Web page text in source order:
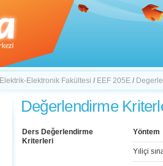
Elektrik-Elektronik Fakültesi / EEF 205E /
Değerlendirme
Ders Değerlendirme
Kriterleri
Yöntem
Yıliçi